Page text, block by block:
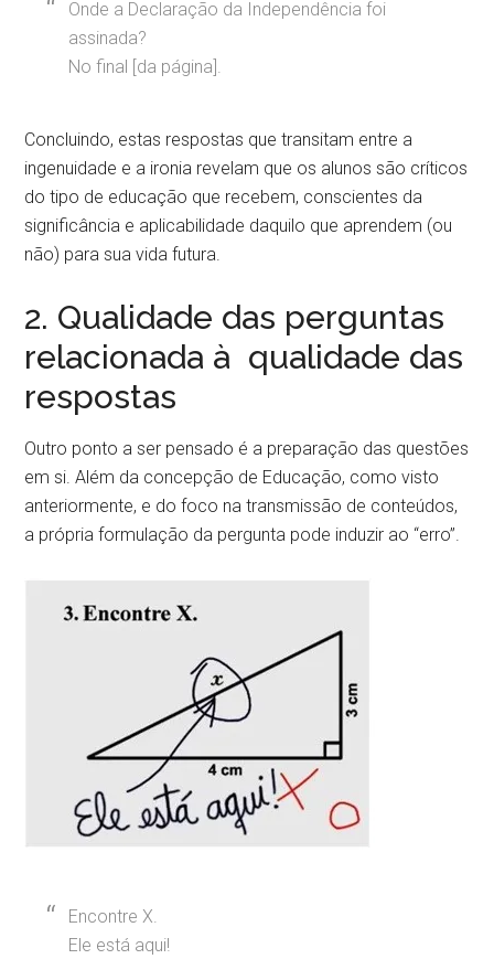
Onde a Declaração da Independência foi
assinada?
No final [da página].
Concluindo, estas respostas que transitam entre a
ingenuidade e a ironia revelam que os alunos são críticos
do tipo de educação que recebem, conscientes da
significância e aplicabilidade daquilo que aprendem (ou
não) para sua vida futura.
2. Qualidade das perguntas
relacionada à qualidade das
respostas
Outro ponto a ser pensado é a preparação das questões
em si. Além da concepção de Educação, como visto
anteriormente, e do foco na transmissão de conteúdos,
a própria formulação da pergunta pode induzir ao “erro”.
Encontre X.
Ele está aqui!